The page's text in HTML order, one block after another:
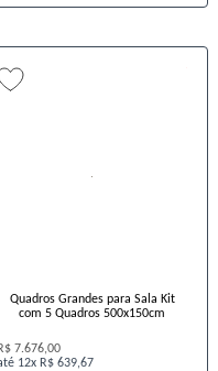
Quadros Grandes para Sala Kit
com 5 Quadros 500x150cm
R$ 7.676,00
12x R$ 639,67